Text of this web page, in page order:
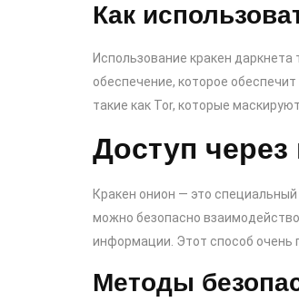
Как
Использование кракен
обеспечение, которое
такие как Tor, которые
Доступ через
Кракен онион — это
можно безопасно
информации. Этот способ очень
Методы